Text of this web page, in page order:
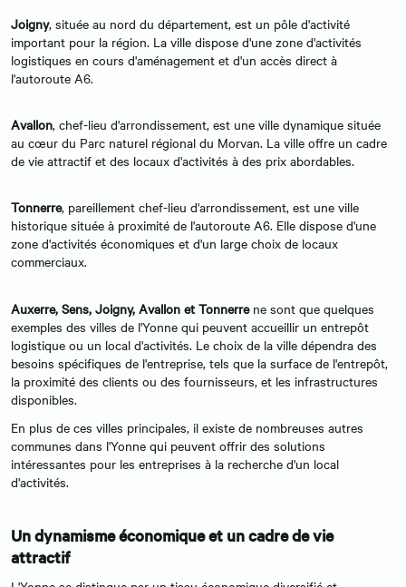
Joigny, située au nord du département, est un pôle d'activité
important pour la région. La ville dispose d'une zone d'activités
logistiques en cours d'aménagement et d'un accès direct à
l'autoroute A6.
Avallon, chef-lieu d'arrondissement, est une ville dynamique située
au cœur du Parc naturel régional du Morvan. La ville offre un cadre
de vie attractif et des locaux d'activités à des prix abordables.
Tonnerre, pareillement chef-lieu d'arrondissement, est une ville
historique située à proximité de l'autoroute A6. Elle dispose d'une
zone d'activités économiques et d'un large choix de locaux
commerciaux.
Auxerre, Sens, Joigny, Avallon et Tonnerrene sont que quelques
exemples des villes de l'Yonne qui peuvent accueillir un entrepôt
logistique ou un local d'activités. Le choix de la ville dépendra des
besoins spécifiques de l'entreprise, tels que la surface de l'entrepôt,
la proximité des clients ou des fournisseurs, et les infrastructures
disponibles.
En plus de ces villes principales, il existe de nombreuses autres
communes dans l'Yonne qui peuvent offrir des solutions
intéressantes pour les entreprises à la recherche d'un local
d'activités.
Un dynamisme économique et un cadre de vie
attractif